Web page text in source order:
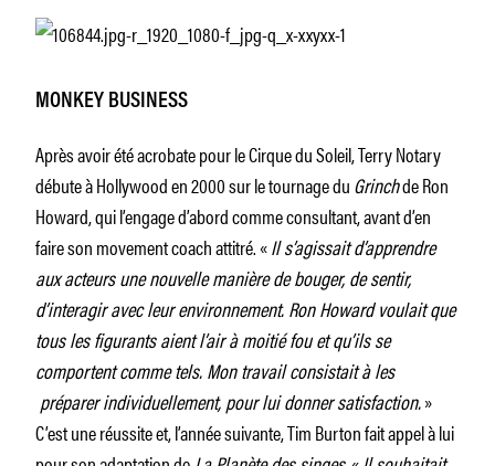
MONKEY BUSINESS
Après avoir été acrobate pour le Cirque du Soleil, Terry Notary
débute à Hollywood en 2000 sur le tournage duGrinchde Ron
Howard, qui l’engage d’abord comme consultant, avant d’en
faire son movement coach attitré. «Il s’agissait d’apprendre
aux acteurs une nouvelle manière de bouger, de sentir,
d’interagir avec leur environnement. Ron Howard voulait que
tous les figurants aient l’air à moitié fou et qu’ils se
comportent comme tels. Mon travail consistait à les
préparer individuellement, pour lui donner satisfaction.»
C’est une réussite et, l’année suivante, Tim Burton fait appel à lui